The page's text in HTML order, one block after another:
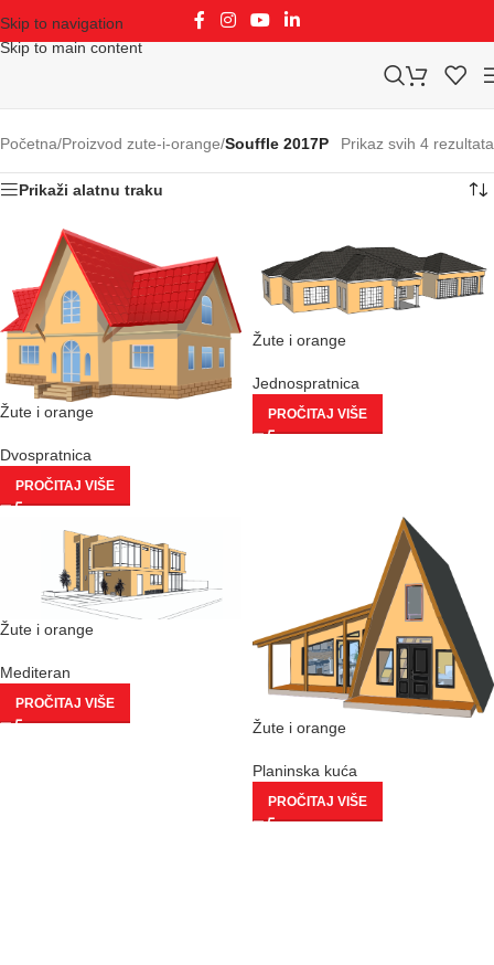
Skip to navigation
Skip to main content
Početna/Proizvod zute-i-orange/Souffle 2017P Prikaz svih 4 rezultata
Prikaži alatnu traku
Žute i orange
Dvospratnica
PROČITAJ VIŠE
Žute i orange
Jednospratnica
PROČITAJ VIŠE
Žute i orange
Mediteran
PROČITAJ VIŠE
Žute i orange
Planinska kuća
PROČITAJ VIŠE